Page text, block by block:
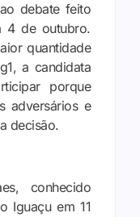
debate feito
4 de outubro.
quantidade
a candidata
porque
adversários e
decisão.
conhecido
Iguaçu em 11